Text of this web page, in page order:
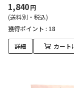
1,840円
(送料別・税込)
獲得ポイント : 18
詳細 カート